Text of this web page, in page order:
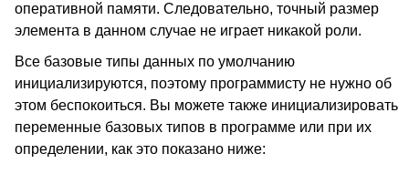
оперативной памяти. Следовательно, точный размер
элемента в данном случае не играет никакой роли.
Все базовые типы данных по умолчанию
инициализируются, поэтому программисту не нужно об
этом беспокоиться. Вы можете также инициализировать
переменные базовых типов в программе или при их
определении, как это показано ниже: